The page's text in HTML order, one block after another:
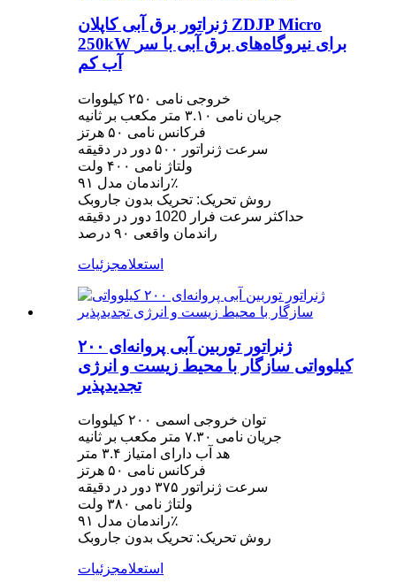
ژنراتور برق آبی کاپلان ZDJP Micro
250kW برای نیروگاه‌های برق آبی با سر
آب کم
خروجی نامی ۲۵۰ کیلووات
جریان نامی ۳.۱۰ متر مکعب بر ثانیه
فرکانس نامی ۵۰ هرتز
سرعت ژنراتور ۵۰۰ دور در دقیقه
ولتاژ نامی ۴۰۰ ولت
راندمان مدل ۹۱٪
روش تحریک: تحریک بدون جاروبک
حداکثر سرعت فرار 1020 دور در دقیقه
راندمان واقعی ۹۰ درصد
استعلامجزئیات
ژنراتور توربین آبی پروانه‌ای ۲۰۰
کیلوواتی سازگار با محیط زیست و انرژی
تجدیدپذیر
توان خروجی اسمی ۲۰۰ کیلووات
جریان نامی ۷.۳۰ متر مکعب بر ثانیه
هد آب دارای امتیاز ۳.۴ متر
فرکانس نامی ۵۰ هرتز
سرعت ژنراتور ۳۷۵ دور در دقیقه
ولتاژ نامی ۳۸۰ ولت
راندمان مدل ۹۱٪
روش تحریک: تحریک بدون جاروبک
استعلامجزئیات